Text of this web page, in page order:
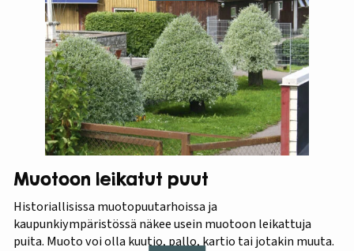
Muotoon leikatut puut
Historiallisissa muotopuutarhoissa ja
kaupunkiympäristössä näkee usein muotoon leikattuja
puita. Muoto voi olla kuutio, pallo, kartio tai jotakin muuta.